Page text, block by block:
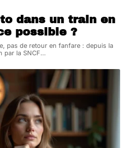
dans un train en
possible ?
pas de retour en fanfare : depuis la
par la SNCF…